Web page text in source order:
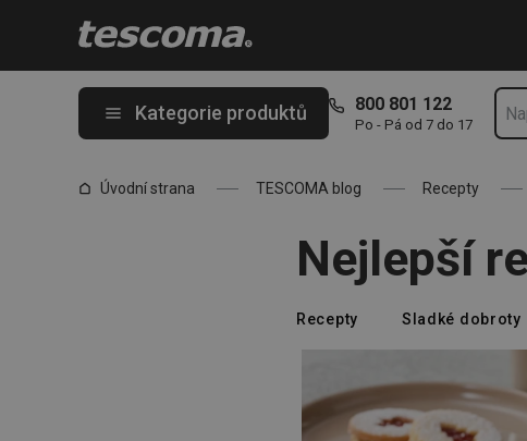
Kategorie produktů 800 801 122
Po - Pá od 7 do 17
Úvodní strana TESCOMA blog Recepty
Nejlepší
Recepty Sladké dobroty